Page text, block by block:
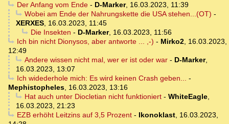
Der Anfang vom Ende- D-Marker, 16.03.2023, 11:39
Wobei am Ende der Nahrungskette die USA stehen...(OT) -
XERXES 16.03.2023, 11:45
Die Insekten - D-Marker, 16.03.2023, 11:56
Ich bin nicht Dionysos, aber antworte ... ,-) - Mirko2, 16.03.2023,
12:49
Andere wissen nicht mal, wer er ist oder war- D-Marker,
16.03.2023, 13:07
Ich widederhole mich: Es wird keinen Crash geben...
-
Mephistopheles 16.03.2023, 13:16
Hat auch unter Diocletian nicht funktioniert- WhiteEagle,
16.03.2023, 21:23
EZB erhöht Leitzins auf 3,5 Prozent- Ikonoklast, 16.03.2023,